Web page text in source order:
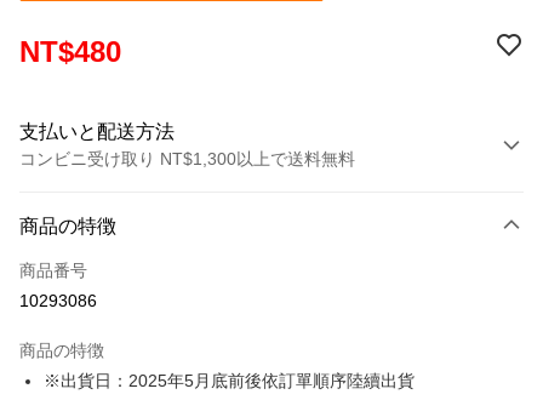
NT$480
支払いと配送方法
コンビニ受け取り NT$1,300以上で送料無料
クレジットカード1回払い
コンビニ店頭代金引換
Apple Pay
商品の特徴
商品番号
10293086
商品の特徴
※出貨日：2025年5月底前後依訂單順序陸續出貨